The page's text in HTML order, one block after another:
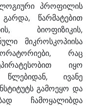
პროფილის
წარმატებით
ბიოფიზიკის,
მიკროსკოპიისა
რაც
იყო
წლებიდან, ივანე
გამოეყო და
ჩამოყალიბდა